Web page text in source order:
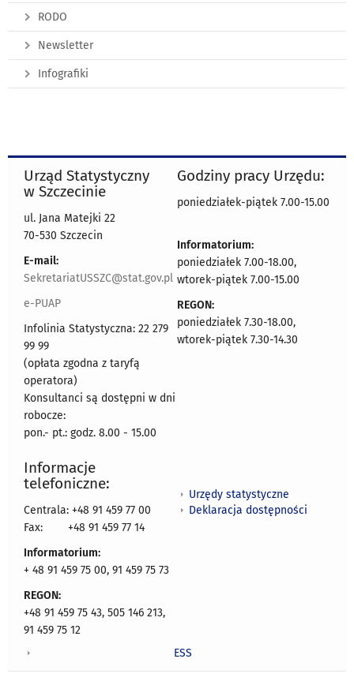
RODO
Newsletter
Infografiki
Urząd Statystyczny
w Szczecinie
ul. Jana Matejki 22
70-530 Szczecin
E-mail:
SekretariatUSSZC@stat.gov.pl
e-PUAP
Infolinia Statystyczna: 22 279
99 99
(opłata zgodna z taryfą
operatora)
Konsultanci są dostępni w dni
robocze:
pon.- pt.: godz. 8.00 - 15.00
Godziny pracy Urzędu:
poniedziałek-piątek 7.00-15.00
Informatorium:
poniedziałek 7.00-18.00,
wtorek-piątek 7.00-15.00
REGON:
poniedziałek 7.30-18.00,
wtorek-piątek 7.30-14.30
Informacje
telefoniczne:
Centrala: +48 91 459 77 00
Fax:
+48 91 459 77 14
Informatorium:
+ 48 91 459 75 00, 91 459 75 73
REGON:
+48 91 459 75 43, 505 146 213,
91 459 75 12
Urzędy statystyczne
Deklaracja dostępności
ESS